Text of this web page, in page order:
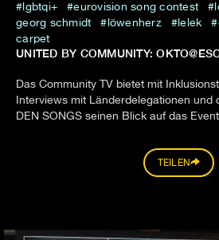
lgbtqi+
eurovision song contest
georg schmidt
löwenherz lelek
carpet
UNITED BY COMMUNITY:
Das Community TV bietet mit
Interviews mit Länderdelegationen und
DEN SONGS seinen Blick auf das Event
TEILEN